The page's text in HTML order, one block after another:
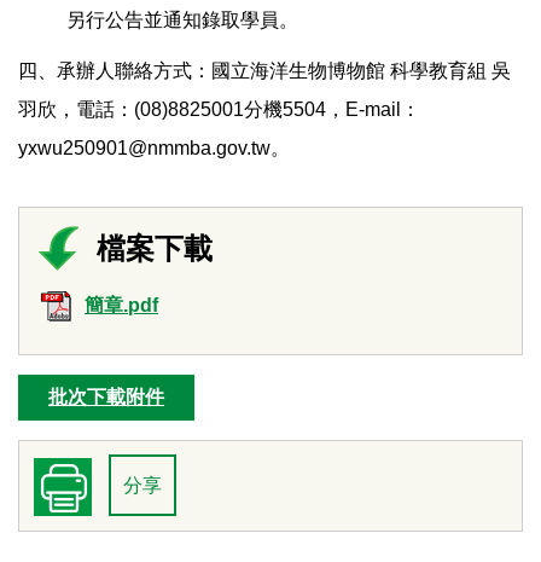
另行公告並通知錄取學員。
四、承辦人聯絡方式：國立海洋生物博物館 科學教育組 吳
羽欣，電話：(08)8825001分機5504，E-mail：
yxwu250901@nmmba.gov.tw。
簡章.pdf
批次下載附件
分享